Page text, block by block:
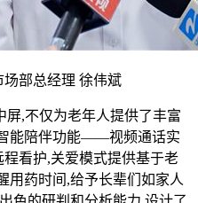
部总经理 徐伟斌
,不仅为老年人提供了丰富
能陪伴功能——视频通话实
看护,关爱模式提供基于老
用药时间,给予长辈们如家人